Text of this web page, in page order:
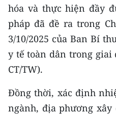
Video
Media Chính trị
Media Kinh tế
Media Văn hóa
Media Xã hội
hóa và thực hiện đầy
pháp đã đề ra trong
3/10/2025 của Ban Bí
y tế toàn dân trong giai
CT/TW).
Đồng thời, xác định
ngành, địa phương xây